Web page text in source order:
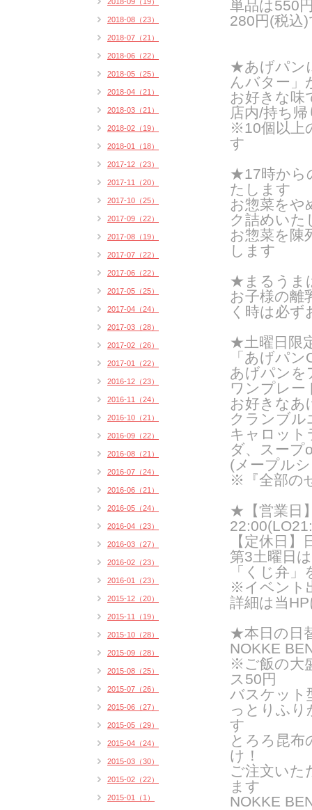
単品は550
280円(税込
★あげパン
んバター」
お好きな味
店内/持ち
※10個以上
す
★17時から
たします
お惣菜をや
ク詰めいた
お惣菜を陳
します
★まるうま
お子様の離
く時は必ず
★土曜日限
「あげパ
あげパンを
ワンプレー
お好きなあ
クランブル
キャロット
ダ、スープ
(メープル
※『全部の
★【営業日
【定休日
第3土曜日
「くじ弁
※イベント
詳細は当
★本日の日
NOKKE
※ご飯の大
ス50円
バスケット
っとりふり
す
とろろ昆布
け！
ご注文いた
ま す
NOKKE
2018-08（23）
2018-07（21）
2018-06（22）
2018-05（25）
2018-04（21）
2018-03（21）
2018-02（19）
2018-01（18）
2017-12（23）
2017-11（20）
2017-10（25）
2017-09（22）
2017-08（19）
2017-07（22）
2017-06（22）
2017-05（25）
2017-04（24）
2017-03（28）
2017-02（26）
2017-01（22）
2016-12（23）
2016-11（24）
2016-10（21）
2016-09（22）
2016-08（21）
2016-07（24）
2016-06（21）
2016-05（24）
2016-04（23）
2016-03（27）
2016-02（23）
2016-01（23）
2015-12（20）
2015-11（19）
2015-10（28）
2015-09（28）
2015-08（25）
2015-07（26）
2015-06（27）
2015-05（29）
2015-04（24）
2015-03（30）
2015-02（22）
2015-01（1）